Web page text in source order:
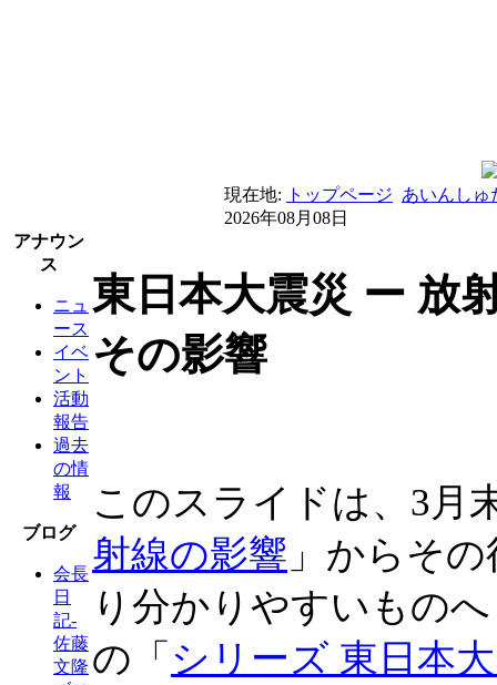
現在地: トップページ あいんしゅ
2026年08月08日
アナウン
ス
ニュ
ース
イベ
ント
活動
報告
過去
の情
報
ブログ
会長
日
記-
佐藤
文隆
東日本大震災 ー 放
その影響
このスライドは、3月
射線の影響 」からそ
り分かりやすいもの
の「 シリーズ 東日本